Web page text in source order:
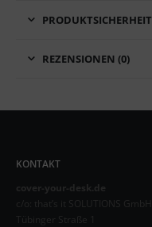
PRODUKTSICHERHEIT
REZENSIONEN (0)
KONTAKT
cover-your-desk.de
c/o: that’s it SOLUTIONS GmbH
Tübinger Straße 1